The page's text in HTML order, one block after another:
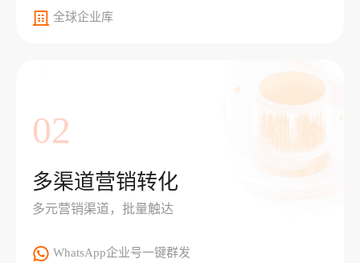
全球企业库
02
多渠道营销转化
多元营销渠道，批量触达
WhatsApp企业号一键群发